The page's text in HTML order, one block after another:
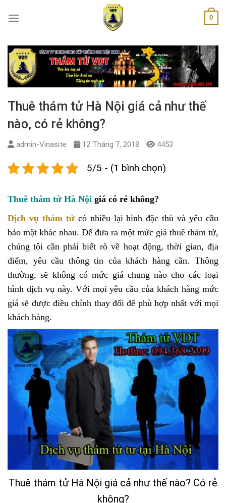
0
Thuê thám tử Hà Nội giá cả như thế
nào, có rẻ không?
admin-Vinasite 12 Tháng 7, 2018 4453
5/5 - (1 bình chọn)
Thuê thám tử Hà Nội giá có rẻ không?
Dịch vụ thám tửcó nhiều lại hình đặc thù và yêu cầu
bảo mật khác nhau. Để đưa ra một mức giá thuê thám tử,
chúng tôi cần phải biết rõ về hoạt động, thời gian, địa
điểm, yêu cầu thông tin của khách hàng cần. Thông
thường, sẽ không có mức giá chung nào cho các loại
hình dịch vụ này. Với mọi yêu cầu của khách hàng mức
giá sẽ được điều chỉnh thay đổi để phù hợp nhất với mọi
khách hàng.
Thuê thám tử Hà Nội giá cả như thế nào? Có rẻ
không?